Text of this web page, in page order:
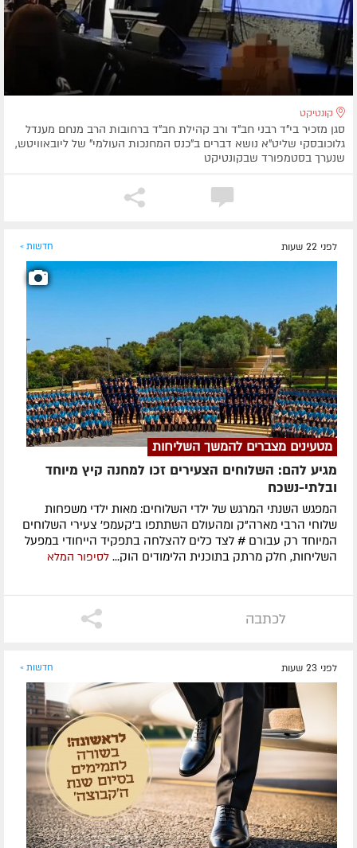
קונטיקט
סגן מזכיר בי"ד רבני חב"ד ורב קהילת חב"ד ברחובות הרב מנחם מענדל
גלוכובסקי שליט"א נושא דברים ב"כנס המחנכות העולמי" של ליובאוויטש,
שנערך בסטמפורד שבקונטיקט
לפני 22 שעות חדשות »
מטעינים מצברים להמשך השליחות
מגיע להם: השלוחים הצעירים זכו למחנה קיץ מיוחד
ובלתי-נשכח
המפגש השנתי המרגש של ילדי השלוחים: מאות ילדי משפחות
שלוחי הרבי מארה"ק ומהעולם השתתפו ב'קעמפ' צעירי השלוחים
המיוחד רק עבורם # לצד כלים להצלחה בתפקיד הייחודי במפעל
השליחות, חלק מרתק בתוכנית הלימודים הוק... לסיפור המלא
לכתבה
לפני 23 שעות חדשות »